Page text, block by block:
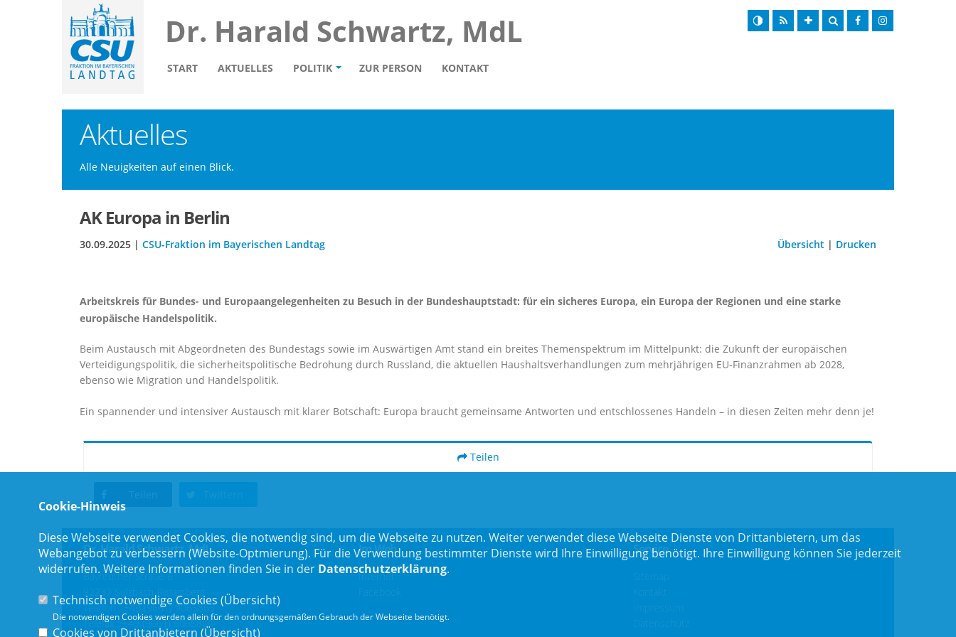
Dr. Harald Schwartz, MdL
START AKTUELLES POLITIK ZUR PERSON KONTAKT
Aktuelles
Alle Neuigkeiten auf einen Blick.
AK Europa in Berlin
30.09.2025 | CSU-Fraktion im Bayerischen Landtag Übersicht | Drucken
Arbeitskreis für Bundes- und Europaangelegenheiten zu Besuch in der Bundeshauptstadt: für ein sicheres Europa, ein Europa der Regionen und eine starke
europäische Handelspolitik.
Beim Austausch mit Abgeordneten des Bundestags sowie im Auswärtigen Amt stand ein breites Themenspektrum im Mittelpunkt: die Zukunft der europäischen
Verteidigungspolitik, die sicherheitspolitische Bedrohung durch Russland, die aktuellen Haushaltsverhandlungen zum mehrjährigen EU-Finanzrahmen ab 2028,
ebenso wie Migration und Handelspolitik.
Ein spannender und intensiver Austausch mit klarer Botschaft: Europa braucht gemeinsame Antworten und entschlossenes Handeln – in diesen Zeiten mehr denn je!
Teilen
Twittern
Dr. Harald Schwartz, MdL
Bayreuther Straße 6
92237 Sulzbach-Rosenberg
Telefon :+49 (9661) 9065865
Telefax : +49 (9661) 9065866
Im Web
Internet
Service
Impressum
Datenschutz
Cookie-Hinweis
Diese Webseite verwendet Cookies, die notwendig sind, um die Webseite zu nutzen. Weiter verwendet diese Webseite Dienste von Drittanbietern, um das
Webangebot zu verbessern (Website-Optmierung). Für die Verwendung bestimmter Dienste wird Ihre Einwilligung benötigt. Ihre Einwilligung können Sie jederzeit
widerrufen. Weitere Informationen finden Sie in der Datenschutzerklärung.
Technisch notwendige Cookies (Übersicht)
Die notwendigen Cookies werden allein für den ordnungsgemäßen Gebrauch der Webseite benötigt.
Cookies von Drittanbietern (Übersicht)